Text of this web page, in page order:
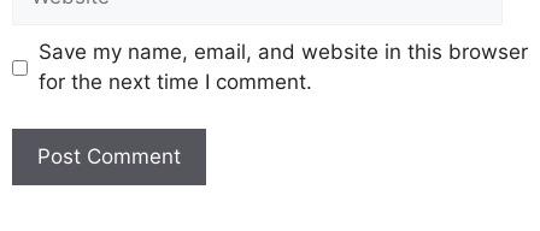
Save my name, email, and website in this browser
for the next time I comment.